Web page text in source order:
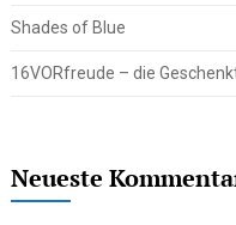
Shades of Blue
16VORfreude – die
Neueste